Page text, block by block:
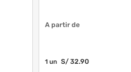
A partir de
1un S/32.90